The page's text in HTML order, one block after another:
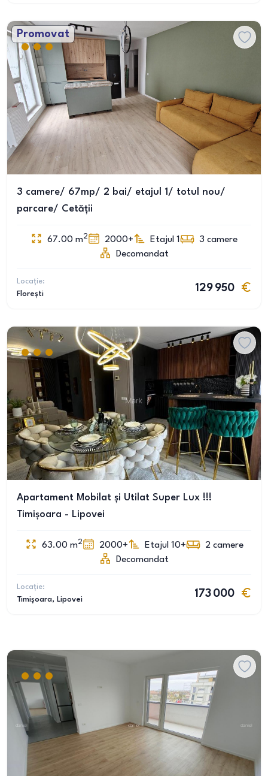
Promovat
3 camere/ 67mp/ 2 bai/ etajul 1/ totul nou/
parcare/ Cetății
67.00 m2 2000+ Etajul 1 3 camere
Decomandat
Locație:
Florești
129 950
Apartament Mobilat și Utilat Super Lux !!!
Timișoara - Lipovei
63.00 m2 2000+ Etajul 10+ 2 camere
Decomandat
Locație:
Timișoara, Lipovei
173 000